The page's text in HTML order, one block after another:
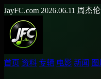
JayFC.com 2026.06.11 周杰
首页 资料 专辑 电影 新闻 图